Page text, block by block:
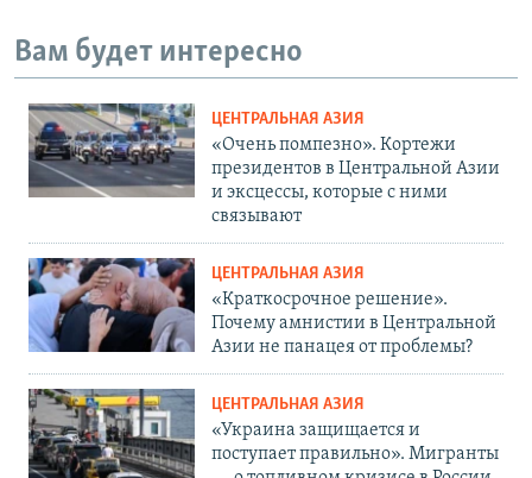
Вам будет интересно
ЦЕНТРАЛЬНАЯ АЗИЯ
«Очень помпезно». Кортежи
президентов в Центральной Азии
и эксцессы, которые с ними
связывают
ЦЕНТРАЛЬНАЯ АЗИЯ
«Краткосрочное решение».
Почему амнистии в Центральной
Азии не панацея от проблемы?
ЦЕНТРАЛЬНАЯ АЗИЯ
«Украина защищается и
поступает правильно». Мигранты